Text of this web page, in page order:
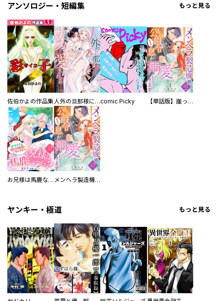
アンソロジー・短編集 もっと見る
佐伯かよの作品集 人外の旦那様に娶られ毎晩ナカまで愛される…。アンソロジーcomic Picky 【単話版】崖っぷち令嬢ですが、意地と策略で幸せになります！シリーズ
お兄様は馬鹿なんですか？～地味王女は婚約破棄に巻き込まれる～ メンヘラ製造機の公爵令息（過保護）が溺愛してきます
ヤンキー・極道 もっと見る